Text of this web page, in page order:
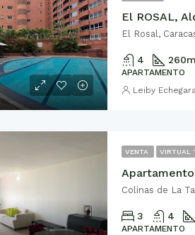
El Rosal,
4 260
APARTAMENTO
Leiby
VENTA VIRTUAL
Colinas de La
3 4
APARTAMENTO